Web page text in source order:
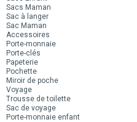
Sacs Maman
Sac à langer
Sac Maman
Accessoires
Porte-monnaie
Porte-clés
Papeterie
Pochette
Miroir de poche
Voyage
Trousse de toilette
Sac de voyage
Porte-monnaie enfant